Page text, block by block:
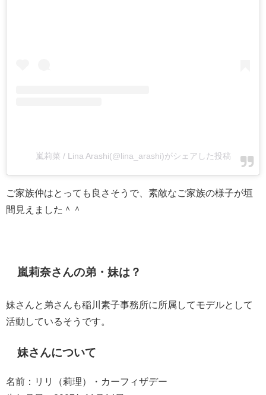
嵐莉菜 / Lina Arashi(@lina_arashi)がシェアした投稿
ご家族仲はとっても良さそうで、素敵なご家族の様子が垣
間見えました＾＾
嵐莉奈さんの弟・妹は？
妹さんと弟さんも稲川素子事務所に所属してモデルとして
活動しているそうです。
妹さんについて
名前：リリ（莉理）・カーフィザデー